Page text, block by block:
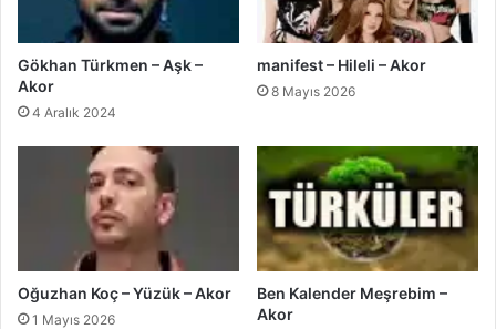
Gökhan Türkmen – Aşk –
Akor
4 Aralık 2024
manifest – Hileli – Akor
8 Mayıs 2026
Oğuzhan Koç – Yüzük – Akor
1 Mayıs 2026
Ben Kalender Meşrebim –
Akor